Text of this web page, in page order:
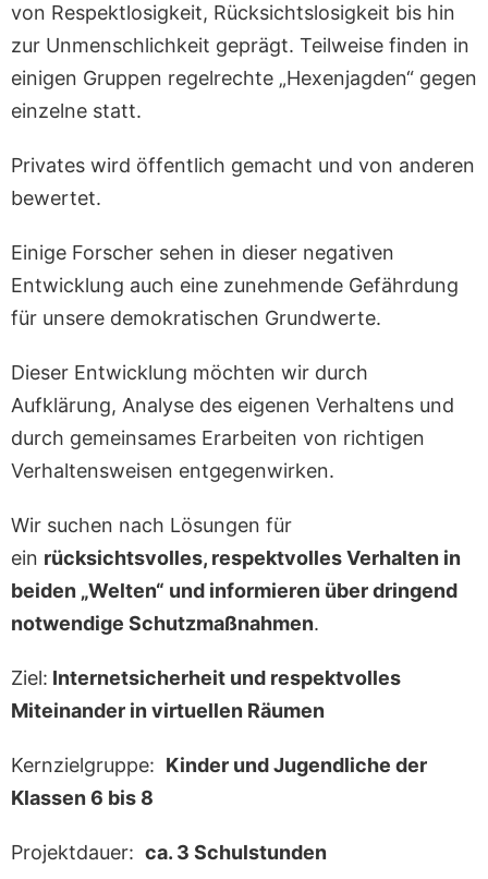
von Respektlosigkeit, Rücksichtslosigkeit bis hin
zur Unmenschlichkeit geprägt. Teilweise finden in
einigen Gruppen regelrechte „Hexenjagden“ gegen
einzelne statt.
Privates wird öffentlich gemacht und von anderen
bewertet.
Einige Forscher sehen in dieser negativen
Entwicklung auch eine zunehmende Gefährdung
für unsere demokratischen Grundwerte.
Dieser Entwicklung möchten wir durch
Aufklärung, Analyse des eigenen Verhaltens und
durch gemeinsames Erarbeiten von richtigen
Verhaltensweisen entgegenwirken.
Wir suchen nach Lösungen für
ein rücksichtsvolles, respektvolles Verhalten in
beiden „Welten“ und informieren über dringend
notwendige Schutzmaßnahmen.
Ziel: Internetsicherheit und respektvolles
Miteinander in virtuellen Räumen
Kernzielgruppe: Kinder und Jugendliche der
Klassen 6 bis 8
Projektdauer: ca. 3 Schulstunden